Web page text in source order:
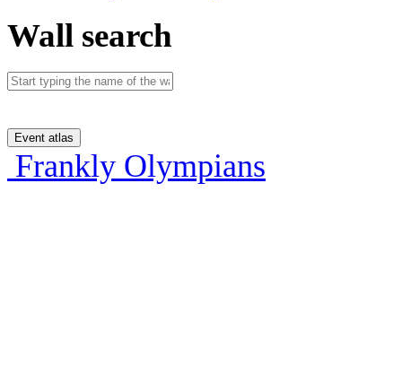
Wall search
Event atlas
Frankly Olympians